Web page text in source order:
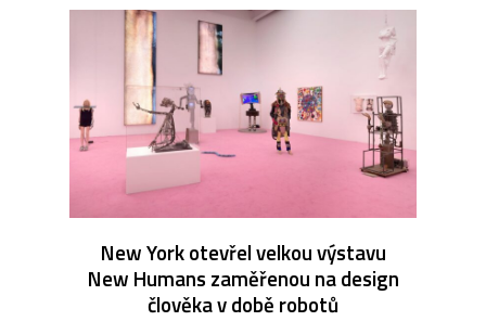
New York otevřel velkou výstavu
New Humans zaměřenou na design
člověka v době robotů